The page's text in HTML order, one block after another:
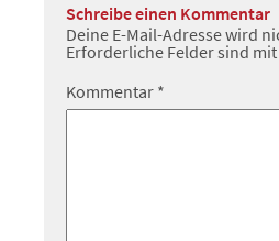
Schreibe einen Kommentar
Deine E-Mail-Adresse wird
Erforderliche Felder sind mit
Kommentar *